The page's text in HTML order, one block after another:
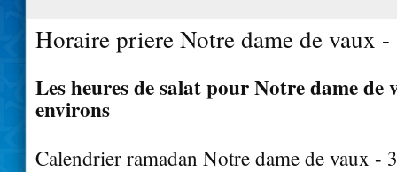
Horaire priere Notre dame de vaux
Les heures de salat pour Notre dame de
environs
Calendrier ramadan Notre dame de vaux -